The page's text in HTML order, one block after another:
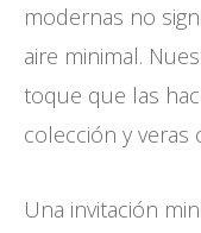
modernas no
aire minimal.
toque que las
colección y
Una invitación